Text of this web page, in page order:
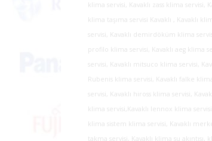
klima servisi, Kavaklı zass klima servisi,
klima taşıma servisi Kavaklı , Kavaklı
servisi, Kavaklı demirdöküm klima
profilo klima servisi, Kavaklı aeg klima
servisi, Kavaklı mitsuco klima servisi,
Rubenis klima servisi, Kavaklı falke
servisi, Kavaklı hiross klima servisi,
klima servisi,Kavaklı lennox klima
klima sistem klima servisi, Kavaklı
takma servisi, Kavaklı klima su